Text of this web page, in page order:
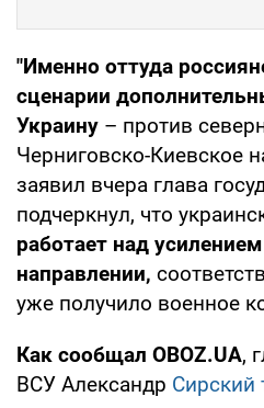
"Именно оттуда
сценарии
Украину – против
Черниговско-Киевское
заявил вчера глава
подчеркнул, что
работает над
направлении,
уже получило военное
Как сообщал OBOZ.UA,
ВСУ Александр Сирский